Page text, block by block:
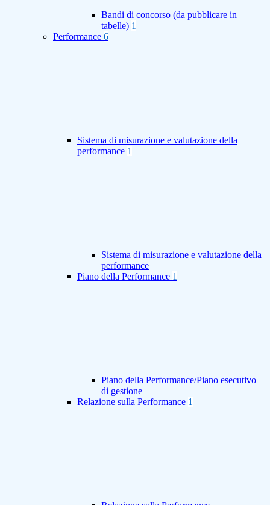
Bandi di concorso (da pubblicare in
tabelle) 1
Performance 6
Sistema di misurazione e valutazione della
performance 1
Sistema di misurazione e valutazione della
performance
Piano della Performance 1
Piano della Performance/Piano esecutivo
di gestione
Relazione sulla Performance 1